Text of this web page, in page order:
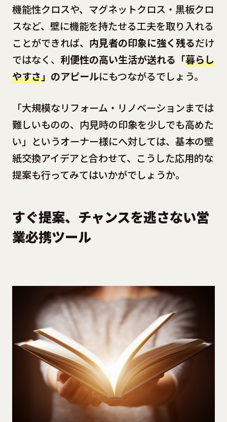
機能性クロスや、マグネットクロス・黒板クロ
スなど、壁に機能を持たせる工夫を取り入れる
ことができれば、 内見者の印象に強く残るだけ
ではなく、 利便性の高い生活が送れる「暮らし
やすさ」のアピールにもつながるでしょう。
「大規模なリフォーム・リノベーションまでは
難しいものの、内見時の印象を少しでも高めた
い」というオーナー様にへ対しては、基本の壁
紙交換アイデアと合わせて、こうした応用的な
提案も行ってみてはいかがでしょうか。
すぐ提案、チャンスを逃さない営
業必携ツール